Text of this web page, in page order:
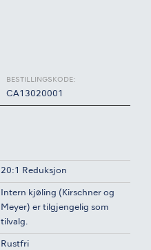
BESTILLINGSKODE:
CA13020001
20:1 Reduksjon
Intern kjøling (Kirschner og
Meyer) er tilgjengelig som
tilvalg.
Rustfri